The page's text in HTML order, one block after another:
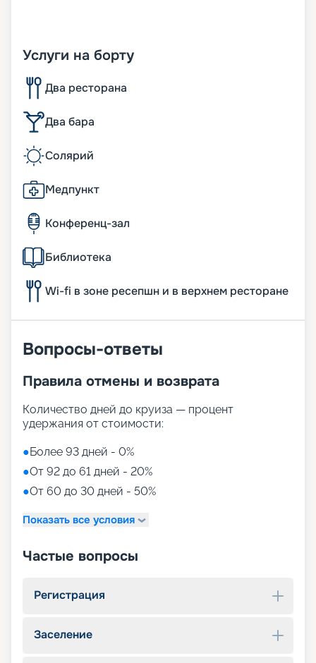
Услуги на борту
Два ресторана
Два бара
Солярий
Медпункт
Конференц-зал
Библиотека
Wi-fi в зоне ресепшн и в верхнем ресторане
Вопросы-ответы
Правила отмены и возврата
Количество дней до круиза — процент
удержания от стоимости:
●Более 93 дней - 0%
●От 92 до 61 дней - 20%
●От 60 до 30 дней - 50%
Показать все условия
Частые вопросы
Регистрация
Заселение